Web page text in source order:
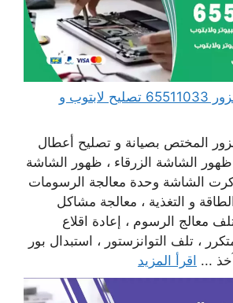
مهندس كمبيوتر الزور 65511033 تصليح لابتوب و
المختص بصيانة و تصليح أعطال
ظهور الشاشة الزرقاء ، ظهور الشاشة
كرت الشاشة وحدة معالجة الرسومات
و التغذية ، معالجة مشاكل
تلف معالج الرسوم ، إعادة اقلاع
، تلف التوانزستور ، استبدال بور
... اقرأ المزيد